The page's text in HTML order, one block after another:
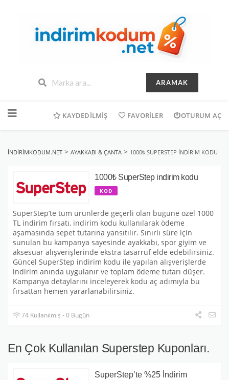
ARAMAK
geç
KAYDEDILMIŞ FAVORILER OTURUM AÇ
INDIRIMKODUM.NET > AYAKKABI & ÇANTA > 1000₺ SUPERSTEP INDIRIM KODU
1000₺ SuperStep indirim kodu
KOD
SuperStep’te tüm ürünlerde geçerli olan bugüne özel 1000
TL indirim fırsatı, indirim kodu kullanılarak ödeme
aşamasında sepet tutarına yansıtılır. Sınırlı süre için
sunulan bu kampanya sayesinde ayakkabı, spor giyim ve
aksesuar alışverişlerinde ekstra tasarruf elde edebilirsiniz.
Güncel SuperStep indirim kodu ile yapılan alışverişlerde
indirim anında uygulanır ve toplam ödeme tutarı düşer.
Kampanya detaylarını inceleyerek kodu aç adımıyla bu
fırsattan hemen yararlanabilirsiniz.
74 Kullanılmış - 0 Bugün
En Çok Kullanılan Superstep Kuponları.
SuperStep’te %25 İndirim